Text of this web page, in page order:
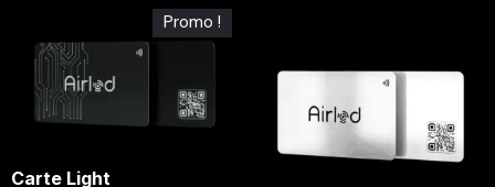
Promo !
Carte Light